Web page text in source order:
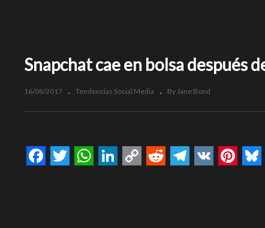
Snapchat cae en bolsa después
16/08/2017 Tendencias Social Media By Jane Bond